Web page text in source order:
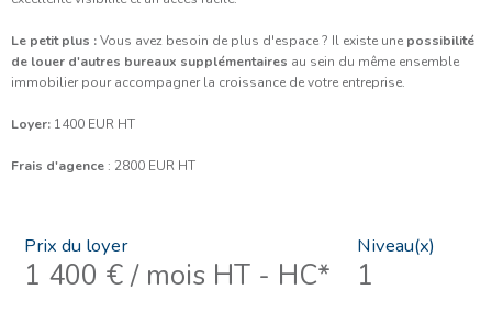
Le petit plus :Vous avez besoin de plus d'espace ? Il existe une possibilité
de louer d'autres bureaux supplémentaires au sein du même ensemble
immobilier pour accompagner la croissance de votre entreprise.
Loyer: 1400 EUR HT
Frais d'agence : 2800 EUR HT
Prix du loyer
1 400 € / mois HT - HC*
Niveau(x)
1